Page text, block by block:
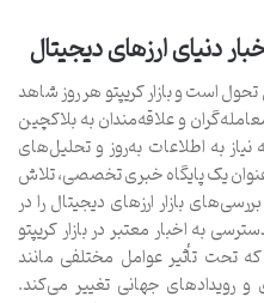
دنیای ارزهای دیجیتال
است و بازار کریپتو هر روز شاهد
و علاقه‌مندان به بلاکچین
به اطلاعات به‌روز و تحلیل‌های
عنوان یک پایگاه خبری تخصصی، تلاش
بازار ارزهای دیجیتال را در
به اخبار معتبر در بازار کریپتو
که تحت تأثیر عوامل مختلفی مانند
رویدادهای جهانی تغییر می‌کند.